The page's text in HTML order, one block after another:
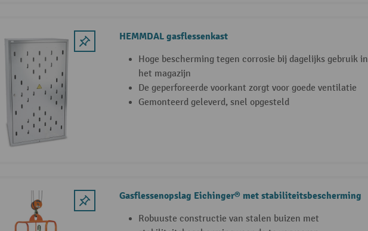
HEMMDAL gasflessenkast
Hoge bescherming tegen corrosie bij dagelijks gebruik in
het magazijn
De geperforeerde voorkant zorgt voor goede ventilatie
Gemonteerd geleverd, snel opgesteld
Gasflessenopslag Eichinger® met stabiliteitsbescherming
Robuuste constructie van stalen buizen met